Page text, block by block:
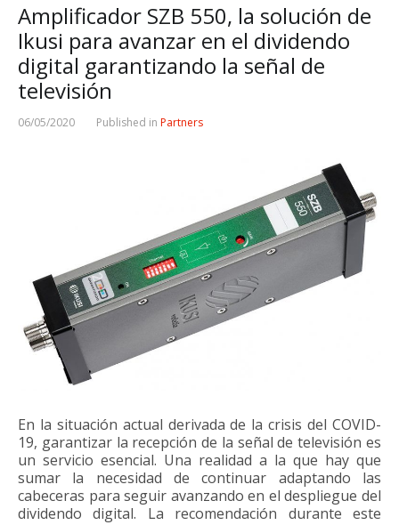
Amplificador SZB 550, la solución de
Ikusi para avanzar en el dividendo
digital garantizando la señal de
televisión
06/05/2020 Published in Partners
En la situación actual derivada de la crisis del COVID-
19, garantizar la recepción de la señal de televisión es
un servicio esencial. Una realidad a la que hay que
sumar la necesidad de continuar adaptando las
cabeceras para seguir avanzando en el despliegue del
dividendo digital. La recomendación durante este